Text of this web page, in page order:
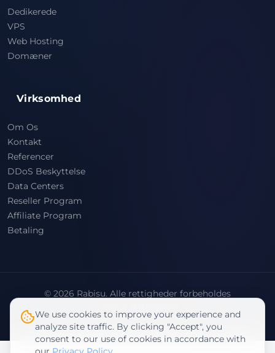
Dedikerede
VPS
Web Hosting
Domæner
Virksomhed
Om Os
Kontakt
Referencer
DDoS Beskyttelse
Data Centers
Reseller Program
Affiliate Program
Betaling
© 2026 Rabisu. Alle rettigheder forbeholdes
Privatlivspolitik
We use cookies to improve your experience and
analyze site traffic. By clicking "Accept", you
consent to our use of cookies in accordance with